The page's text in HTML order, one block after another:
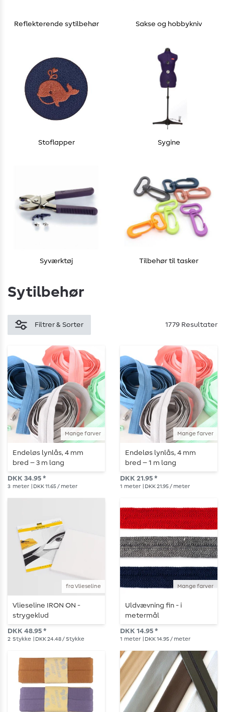
Reflekterende sytilbehør Sakse og hobbykniv
Stoflapper Sygine
Syværktøj Tilbehør til tasker
Sytilbehør
Filtrer & Sorter 1779 Resultater
Mange farver
Endeløs lynlås, 4 mm
bred – 3 m lang
DKK 34.95 *
3 meter | DKK 11.65 / meter
Mange farver
Endeløs lynlås, 4 mm
bred – 1 m lang
DKK 21.95 *
1 meter | DKK 21.95 / meter
fra Vlieseline
Vlieseline IRON ON -
strygeklud
DKK 48.95 *
2 Stykke | DKK 24.48 / Stykke
Mange farver
Uldvævning fin - i
metermål
DKK 14.95 *
1 meter | DKK 14.95 / meter